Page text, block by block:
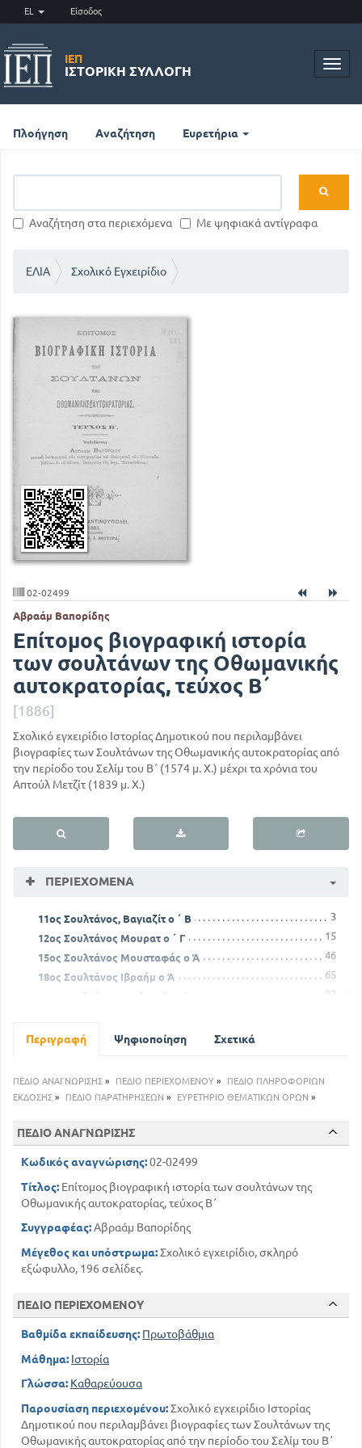
EL Είσοδος
ΙΕΠ
ΙΣΤΟΡΙΚΉ ΣΥΛΛΟΓΉ
Πλοήγηση Αναζήτηση Ευρετήρια
Αναζήτηση στα περιεχόμενα Με ψηφιακά αντίγραφα
ΕΛΙΑ Σχολικό Εγχειρίδιο
02-02499
Αβραάμ Βαπορίδης
Επίτομος βιογραφική ιστορία
των σουλτάνων της Οθωμανικής
αυτοκρατορίας, τεύχος Β΄
[1886]
Σχολικό εγχειρίδιο Ιστορίας Δημοτικού που περιλαμβάνει
βιογραφίες των Σουλτάνων της Οθωμανικής αυτοκρατορίας από
την περίοδο του Σελίμ του Β΄ (1574 μ. Χ.) μέχρι τα χρόνια του
Απτούλ Μετζίτ (1839 μ. Χ.)
ΠΕΡΙΕΧΌΜΕΝΑ
11ος Σουλτάνος, Βαγιαζίτ ο ΄ Β
3
12ος Σουλτάνος Μουρατ ο ΄ Γ
15
15ος Σουλτάνος Μουσταφάς ο Ά
46
18ος Σουλτάνος Ιβραήμ ο Ά
65
20ος Σουλτάνος Σουλειμάν ο ' Β
87
29ος Σουλτάνος Μουσταφάς ο ΄ Δ
Περιγραφή Ψηφιοποίηση Σχετικά
ΠΕΔΙΟ ΑΝΑΓΝΩΡΙΣΗΣ » ΠΕΔΙΟ ΠΕΡΙΕΧΟΜΕΝΟΥ »
ΠΕΔΙΟ ΠΛΗΡΟΦΟΡΙΩΝ
ΕΚΔΟΣΗΣ » ΠΕΔΙΟ ΠΑΡΑΤΗΡΗΣΕΩΝ » ΕΥΡΕΤΗΡΙΟ ΘΕΜΑΤΙΚΩΝ ΟΡΩΝ »
ΠΕΔΙΟ ΑΝΑΓΝΩΡΙΣΗΣ
Κωδικός αναγνώρισης:02-02499
Τίτλος: Επίτομος βιογραφική ιστορία των σουλτάνων της
Οθωμανικής αυτοκρατορίας, τεύχος Β΄
Συγγραφέας:Αβραάμ Βαπορίδης
Μέγεθος και υπόστρωμα:Σχολικό εγχειρίδιο, σκληρό
εξώφυλλο, 196 σελίδες.
ΠΕΔΙΟ ΠΕΡΙΕΧΟΜΕΝΟΥ
Βαθμίδα εκπαίδευσης: Πρωτοβάθμια
Μάθημα: Ιστορία
Γλώσσα: Καθαρεύουσα
Παρουσίαση περιεχομένου:Σχολικό εγχειρίδιο Ιστορίας
Δημοτικού που περιλαμβάνει βιογραφίες των Σουλτάνων της
Οθωμανικής αυτοκρατορίας από την περίοδο του Σελίμ του Β΄